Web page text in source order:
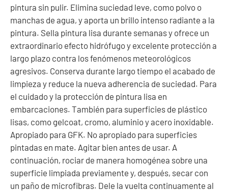
pintura sin pulir. Elimina suciedad leve, como polvo o
manchas de agua, y aporta un brillo intenso radiante a la
pintura. Sella pintura lisa durante semanas y ofrece un
extraordinario efecto hidrófugo y excelente protección a
largo plazo contra los fenómenos meteorológicos
agresivos. Conserva durante largo tiempo el acabado de
limpieza y reduce la nueva adherencia de suciedad. Para
el cuidado y la protección de pintura lisa en
embarcaciones. También para superficies de plástico
lisas, como gelcoat, cromo, aluminio y acero inoxidable.
Apropiado para GFK. No apropiado para superficies
pintadas en mate. Agitar bien antes de usar. A
continuación, rociar de manera homogénea sobre una
superficie limpiada previamente y, después, secar con
un paño de microfibras. Dele la vuelta continuamente al